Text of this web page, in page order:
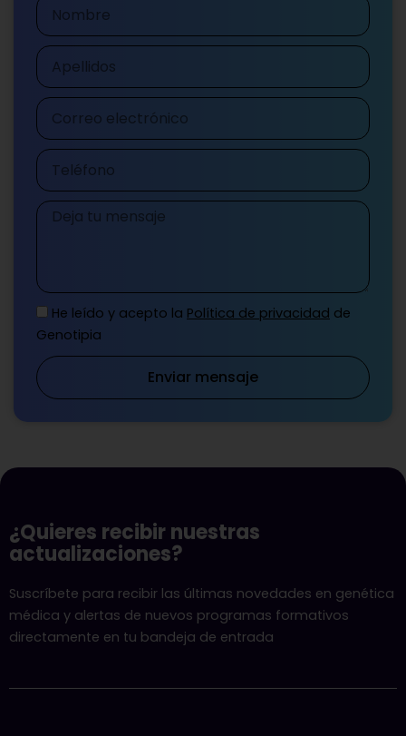
Nombre
Apellidos
Correo
electrónico
Teléfono
Mensaje
He leído y acepto la Política de privacidad de
Genotipia
Enviar mensaje
¿Quieres recibir nuestras
actualizaciones?
Suscríbete para recibir las últimas novedades en genética
médica y alertas de nuevos programas formativos
directamente en tu bandeja de entrada